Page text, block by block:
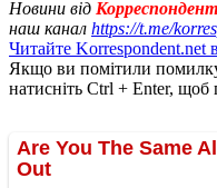
Новини від
наш канал https://t.me/
Читайте Korrespondent.net
Якщо ви помітили помилку,
натисніть Ctrl + Enter,